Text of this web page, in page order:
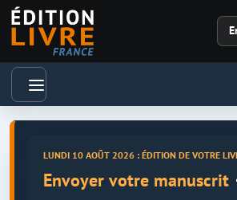
LUNDI 10 AOÛT 2026 : ÉDITION DE VOTRE
Envoyer votre manuscrit